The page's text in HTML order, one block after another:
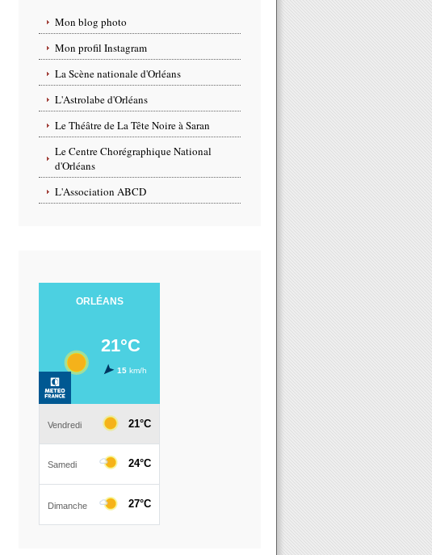
Mon blog photo
Mon profil Instagram
La Scène nationale d'Orléans
L'Astrolabe d'Orléans
Le Théâtre de La Tête Noire à Saran
Le Centre Chorégraphique National
d'Orléans
L'Association ABCD